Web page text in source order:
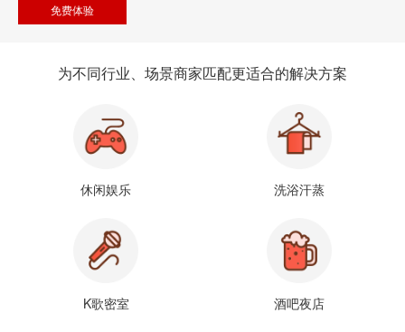
免费体验
为不同行业、场景商家匹配更适合的解决方案
休闲娱乐 洗浴汗蒸
K歌密室 酒吧夜店